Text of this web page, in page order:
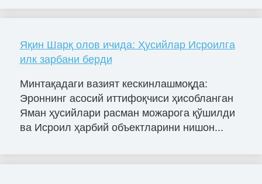
Яқин Шарқ олов ичида: Ҳусийлар Исроилга
илк зарбани берди
Минтақадаги вазият кескинлашмоқда:
Эроннинг асосий иттифоқчиси ҳисобланган
Яман ҳусийлари расман можарога қўшилди
ва Исроил ҳарбий объектларини нишон...